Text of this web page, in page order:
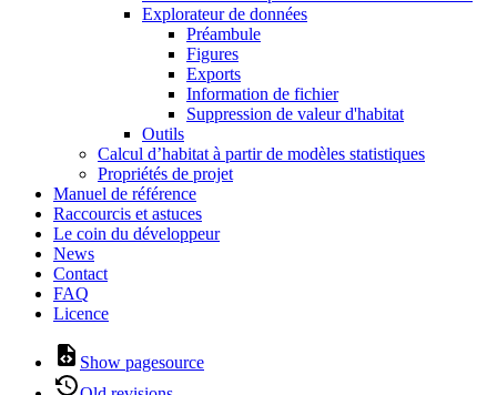
Explorateur de données
Préambule
Figures
Exports
Information de fichier
Suppression de valeur d'habitat
Outils
Calcul d’habitat à partir de modèles statistiques
Propriétés de projet
Manuel de référence
Raccourcis et astuces
Le coin du développeur
News
Contact
FAQ
Licence
Show pagesource